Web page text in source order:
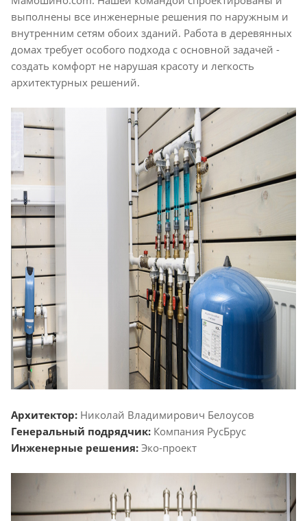
выполнены все инженерные решения по наружным и
внутренним сетям обоих зданий. Работа в деревянных
домах требует особого подхода с основной задачей -
создать комфорт не нарушая красоту и легкость
архитектурных решений.
Архитектор: Николай Владимирович Белоусов
Генеральный подрядчик: Компания РусБрус
Инженерные решения: Эко-проект